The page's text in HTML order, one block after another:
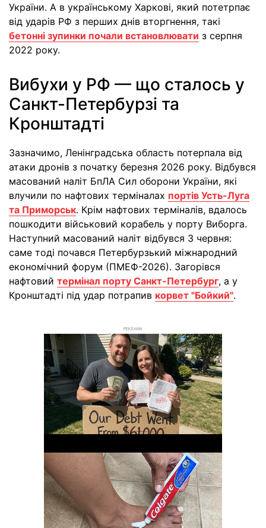
України. А в українському Харкові, який потетрпає
від ударів РФ з перших днів вторгнення, такі
бетонні зупинки почали встановлювати з серпня
2022 року.
Вибухи у РФ — що сталось у
Санкт-Петербурзі та
Кронштадті
Зазначимо, Ленінградська область потерпала від
атаки дронів з початку березня 2026 року. Відбувся
масований наліт БпЛА Сил оборони України, які
влучили по нафтових терміналах портів Усть-Луга
та Приморськ. Крім нафтових терміналів, вдалось
пошкодити військовий корабель у порту Виборга.
Наступний масований наліт відбувся 3 червня:
саме тоді почався Петербурзький міжнародний
економічний форум (ПМЕФ-2026). Загорівся
нафтовий термінал порту Санкт-Петербург, а у
Кронштадті під удар потрапив корвет "Бойкий".
РЕКЛАМА